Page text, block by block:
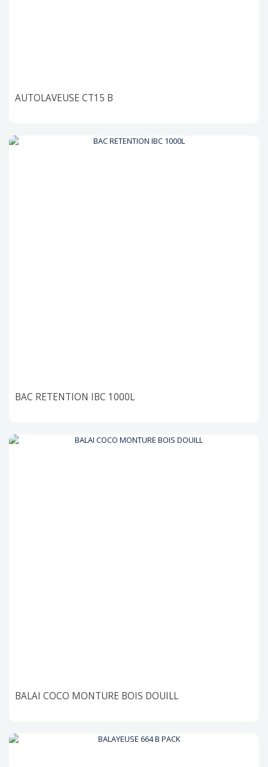
AUTOLAVEUSE CT15 B
BAC RETENTION IBC 1000L
BALAI COCO MONTURE BOIS DOUILL